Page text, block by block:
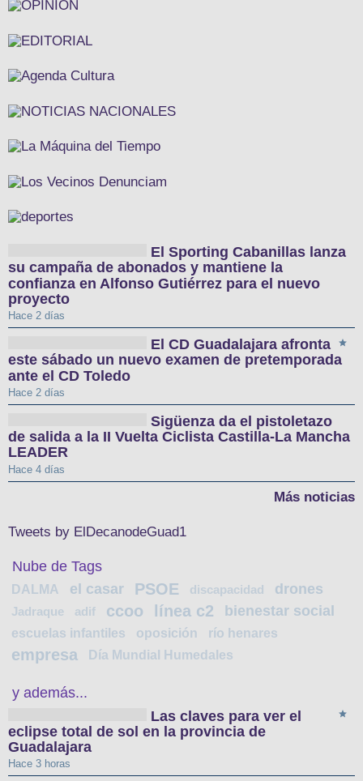
El Sporting Cabanillas lanza
su campaña de abonados y mantiene la
confianza en Alfonso Gutiérrez para el nuevo
proyecto
Hace 2 días
El CD Guadalajara afronta
este sábado un nuevo examen de pretemporada
ante el CD Toledo
Hace 2 días
Sigüenza da el pistoletazo
de salida a la II Vuelta Ciclista Castilla-La Mancha
LEADER
Hace 4 días
Más noticias
Tweets by ElDecanodeGuad1
Nube de Tags
DALMA el casar PSOE discapacidad drones
Jadraque adif ccoo línea c2 bienestar social
escuelas infantiles oposición río henares
empresa Día Mundial Humedales
y además...
Las claves para ver el
eclipse total de sol en la provincia de
Guadalajara
Hace 3 horas